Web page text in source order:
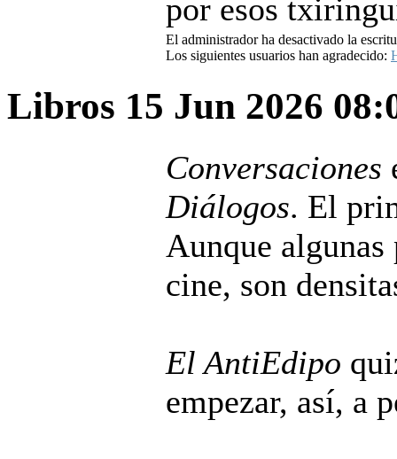
por esos
El administrador ha desactivado la
Los siguientes usuarios han agradecido:
Libros 15 Jun 2026
Conversaciones
Diálogos. El
Aunque algunas
cine, son
El AntiEdipo
empezar, así, a